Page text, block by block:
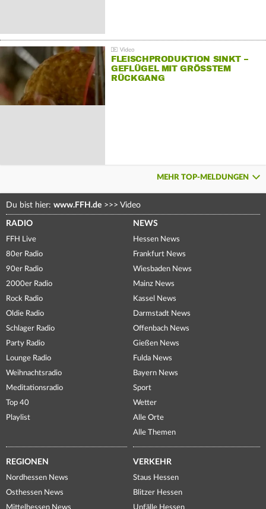
FLEISCHPRODUKTION SINKT –
GEFLÜGEL MIT GRÖSSTEM R
ÜCKGANG
MEHR TOP-MELDUNGEN
Du bist hier: www.FFH.de >>> Video
RADIO
FFH Live
80er Radio
90er Radio
2000er Radio
Rock Radio
Oldie Radio
Schlager Radio
Party Radio
Lounge Radio
Weihnachtsradio
Meditationsradio
Top 40
Playlist
NEWS
Hessen News
Frankfurt News
Wiesbaden News
Mainz News
Kassel News
Darmstadt News
Offenbach News
Gießen News
Fulda News
Bayern News
Sport
Wetter
Alle Orte
Alle Themen
REGIONEN
Nordhessen News
Osthessen News
Mittelhessen News
VERKEHR
Staus Hessen
Blitzer Hessen
Unfälle Hessen